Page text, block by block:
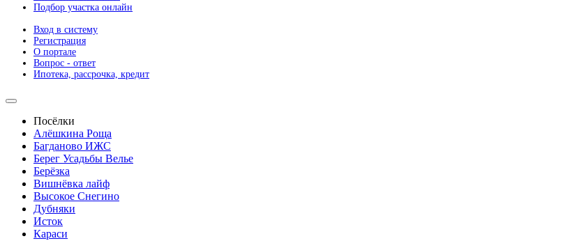
Подбор участка онлайн
Вход в систему
Регистрация
О портале
Вопрос - ответ
Ипотека, рассрочка, кредит
Посёлки
Алёшкина Роща
Багданово ИЖС
Берег Усадьбы Велье
Берёзка
Вишнёвка лайф
Высокое Снегино
Дубняки
Исток
Караси